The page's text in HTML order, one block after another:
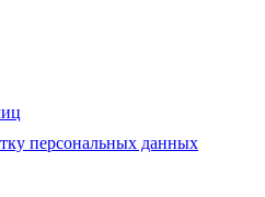
персональных данных